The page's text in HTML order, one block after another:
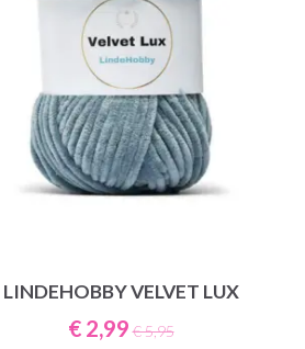
LINDEHOBBY VELVET LUX
€ 2,99 € 5,95